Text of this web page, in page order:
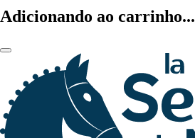
Adicionando ao carrinho...